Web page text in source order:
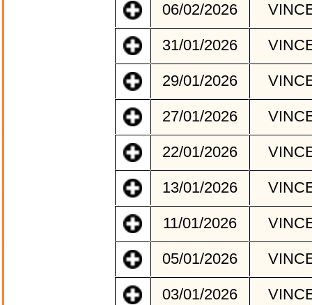
06/02/2026
31/01/2026
29/01/2026
27/01/2026
22/01/2026
13/01/2026
11/01/2026
05/01/2026
03/01/2026